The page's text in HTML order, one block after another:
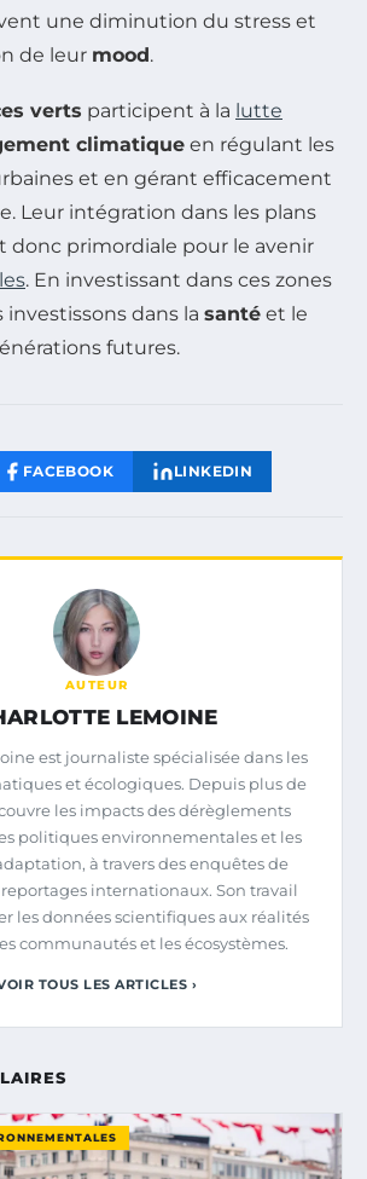
une diminution du stress et
de leur mood.
verts participent à la lutte
climatique en régulant les
et en gérant efficacement
Leur intégration dans les plans
donc primordiale pour le avenir
. En investissant dans ces zones
investissons dans la santé et le
futures.
FACEBOOK LINKEDIN
AUTEUR
LEMOINE
est journaliste spécialisée dans les
et écologiques. Depuis plus de
les impacts des dérèglements
politiques environnementales et les
à travers des enquêtes de
internationaux. Son travail
les données scientifiques aux réalités
communautés et les écosystèmes.
TOUS LES ARTICLES ›